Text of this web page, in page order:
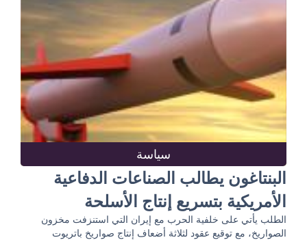
سياسة
البنتاغون يطالب الصناعات الدفاعية
الأمريكية بتسريع إنتاج الأسلحة
الطلب يأتي على خلفية الحرب مع إيران التي استنزفت مخزون
الصواريخ، مع توقيع عقود لثلاثة أضعاف إنتاج صواريخ باتريوت